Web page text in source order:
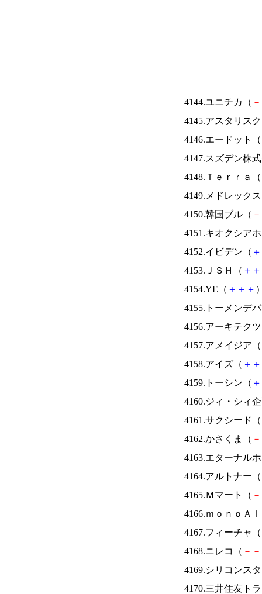
4144.ユニチカ（ －
4145.アスタリス
4146.エードット（
4147.スズデン株
4148.Ｔｅｒｒａ（
4149.メドレック
4150.韓国ブル（ －
4151.キオクシア
4152.イビデン（ ＋
4153.ＪＳＨ（ ＋ ＋
4154.YE（ ＋ ＋ ＋
4155.トーメンデ
4156.アーキテク
4157.アメイジア（
4158.アイズ（ ＋ ＋
4159.トーシン（ ＋
4160.ジィ・シィ
4161.サクシード（
4162.かさくま（ －
4163.エターナル
4164.アルトナー（
4165.Ｍマート（ －
4166.ｍｏｎｏＡ
4167.フィーチャ（
4168.ニレコ（ － －
4169.シリコンス
4170.三井住友ト